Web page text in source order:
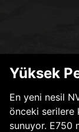
Yüksek
En yeni nesil
önceki serilere
sunuyor. E750